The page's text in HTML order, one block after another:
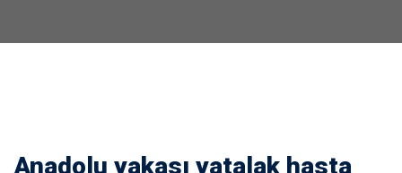
Anadolu yakası yatalak hasta